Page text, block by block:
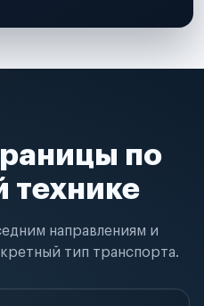
по
технике
направлениям и
тип транспорта.